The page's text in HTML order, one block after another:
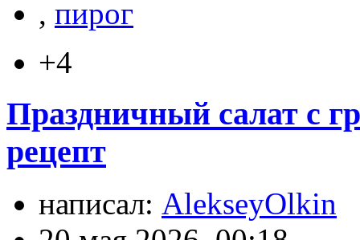
, пирог
+4
Праздничный салат с
рецепт
написал: AlekseyOlkin